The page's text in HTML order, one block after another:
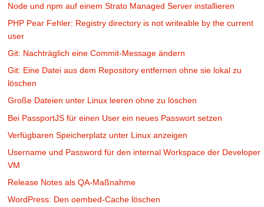
Node und npm auf einem Strato Managed Server installieren
PHP Pear Fehler: Registry directory is not writeable by the current
user
Git: Nachträglich eine Commit-Message ändern
Git: Eine Datei aus dem Repository entfernen ohne sie lokal zu
löschen
Große Dateien unter Linux leeren ohne zu löschen
Bei PassportJS für einen User ein neues Passwort setzen
Verfügbaren Speicherplatz unter Linux anzeigen
Username und Password für den internal Workspace der Developer
VM
Release Notes als QA-Maßnahme
WordPress: Den oembed-Cache löschen